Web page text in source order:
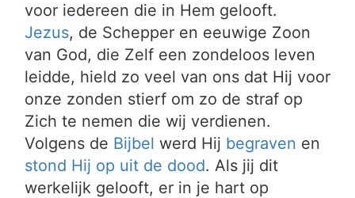
voor iedereen die in Hem gelooft.
Jezus, de Schepper en eeuwige Zoon
van God, die Zelf een zondeloos leven
leidde, hield zo veel van ons dat Hij voor
onze zonden stierf om zo de straf op
Zich te nemen die wij verdienen.
Volgens de Bijbel werd Hij begraven en
stond Hij op uit de dood. Als jij dit
werkelijk gelooft, er in je hart op